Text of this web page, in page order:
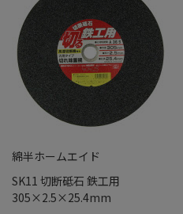
綿半ホームエイド
SK11 切断砥石 鉄工用
305×2.5×25.4mm